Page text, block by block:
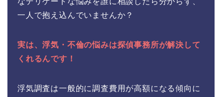
一人で抱え込んでいませんか？
実は、浮気・不倫の悩みは探偵事務所が解決して
くれるんです！
浮気調査は一般的に調査費用が高額になる傾向に